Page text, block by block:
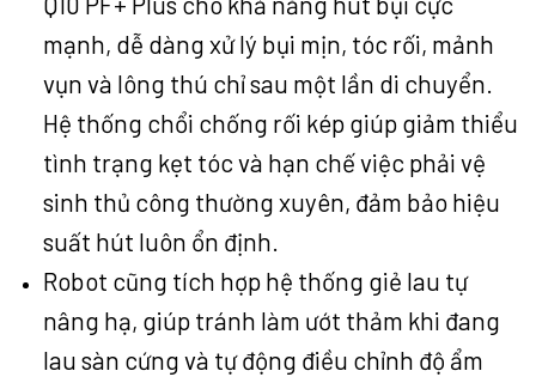
mạnh, dễ dàng xử lý bụi mịn, tóc rối, mảnh
vụn và lông thú chỉ sau một lần di chuyển.
Hệ thống chổi chống rối kép giúp giảm thiểu
tình trạng kẹt tóc và hạn chế việc phải vệ
sinh thủ công thường xuyên, đảm bảo hiệu
suất hút luôn ổn định.
Robot cũng tích hợp hệ thống giẻ lau tự
nâng hạ, giúp tránh làm ướt thảm khi đang
lau sàn cứng và tự động điều chỉnh độ ẩm